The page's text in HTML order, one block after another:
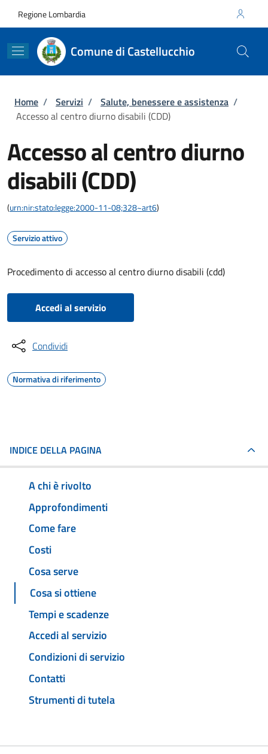
Regione Lombardia
Comune di Castellucchio
Briciole di pane
Home / Servizi / Salute, benessere e assistenza /
Accesso al centro diurno disabili (CDD)
Accesso al centro diurno
disabili (CDD)
(urn:nir:stato:legge:2000-11-08;328~art6)
Servizio attivo
Procedimento di accesso al centro diurno disabili (cdd)
Accedi al servizio
Condividi
Normativa di riferimento
INDICE DELLA PAGINA
A chi è rivolto
Approfondimenti
Come fare
Costi
Cosa serve
Cosa si ottiene
Tempi e scadenze
Accedi al servizio
Condizioni di servizio
Contatti
Strumenti di tutela